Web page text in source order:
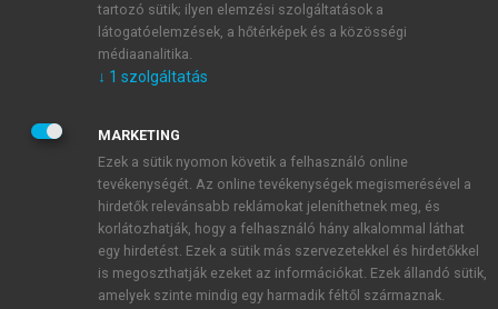
JELSZÓ
JELSZÓ ÚJRA
Kérek értesítést a MeRSZ újdonságairól, akcióiról.
tartozó sütik; ilyen elemzési szolgáltatások a
látogatóelemzések, a hőtérképek és a közösségi
médiaanalitika.
↓ 1 szolgáltatás
MARKETING
Ezek a sütik nyomon követik a felhasználó online
tevékenységét. Az online tevékenységek megismerésével a
hirdetők relevánsabb reklámokat jeleníthetnek meg, és
korlátozhatják, hogy a felhasználó hány alkalommal láthat
egy hirdetést. Ezek a sütik más szervezetekkel és hirdetőkkel
is megoszthatják ezeket az információkat. Ezek állandó sütik,
amelyek szinte mindig egy harmadik féltől származnak.